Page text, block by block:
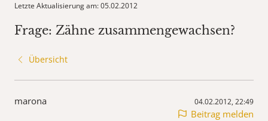
Letzte Aktualisierung am: 05.02.2012
Frage: Zähne zusammengewachsen?
Übersicht
marona 04.02.2012, 22:49
Beitrag melden